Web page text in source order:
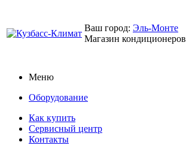
Ваш город: Эль-Монте
Магазин кондиционеров
Меню
Оборудование
Как купить
Сервисный центр
Контакты